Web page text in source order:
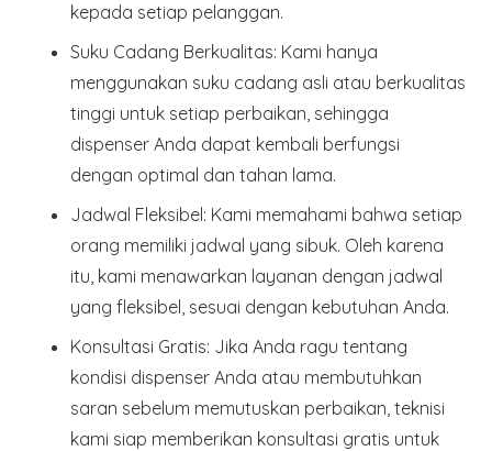
kepada setiap pelanggan.
Suku Cadang Berkualitas: Kami hanya
menggunakan suku cadang asli atau berkualitas
tinggi untuk setiap perbaikan, sehingga
dispenser Anda dapat kembali berfungsi
dengan optimal dan tahan lama.
Jadwal Fleksibel: Kami memahami bahwa setiap
orang memiliki jadwal yang sibuk. Oleh karena
itu, kami menawarkan layanan dengan jadwal
yang fleksibel, sesuai dengan kebutuhan Anda.
Konsultasi Gratis: Jika Anda ragu tentang
kondisi dispenser Anda atau membutuhkan
saran sebelum memutuskan perbaikan, teknisi
kami siap memberikan konsultasi gratis untuk